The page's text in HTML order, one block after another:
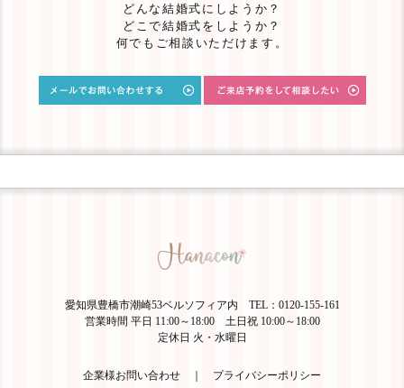
どんな結婚式にしようか？
どこで結婚式をしようか？
何でもご相談いただけます。
愛知県豊橋市潮崎53ベルソフィア内 TEL：0120-155-161
営業時間 平日 11:00～18:00 土日祝 10:00～18:00
定休日 火・水曜日
企業様お問い合わせ プライバシーポリシー